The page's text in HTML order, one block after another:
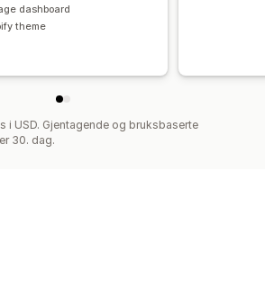
dashboard
theme
i USD. Gjentagende og bruksbaserte
30. dag.